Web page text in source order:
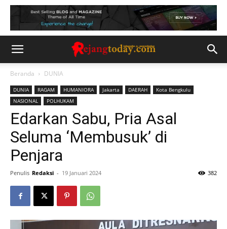
Beranda DUNIA
DUNIA RAGAM HUMANIORA Jakarta DAERAH
Kota Bengkulu
NASIONAL
POLHUKAM
Edarkan Sabu, Pria Asal
Seluma ‘Membusuk’ di
Penjara
Penulis Redaksi - 19 Januari 2024 382